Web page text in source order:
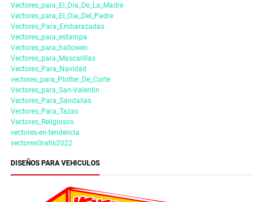
Vectores_para_El_Dia_De_La_Madre
Vectores_para_El_Dia_Del_Padre
Vectores_Para_Embarazadas
Vectores_para_estampa
Vectores_para_hallowen
Vectores_para_Mascarillas
Vectores_Para_Navidad
vectores_para_Plotter_De_Corte
Vectores_para_San-Valentin
Vectores_Para_Sandalias
Vectores_Para_Tazas
Vectores_Religiosos
vectores-en-tendencia
vectoresGratis2022
DISEÑOS PARA VEHICULOS